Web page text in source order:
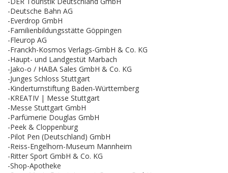
-Deutsche Bahn AG
-Everdrop GmbH
-Familienbildungsstätte Göppingen
-Fleurop AG
-Franckh-Kosmos Verlags-GmbH & Co. KG
-Haupt- und Landgestüt Marbach
-Jako-o / HABA Sales GmbH & Co. KG
-Junges Schloss Stuttgart
-Kinderturnstiftung Baden-Württemberg
-KREATIV | Messe Stuttgart
-Messe Stuttgart GmbH
-Parfümerie Douglas GmbH
-Peek & Cloppenburg
-Pilot Pen (Deutschland) GmbH
-Reiss-Engelhorn-Museum Mannheim
-Ritter Sport GmbH & Co. KG
-Shop-Apotheke